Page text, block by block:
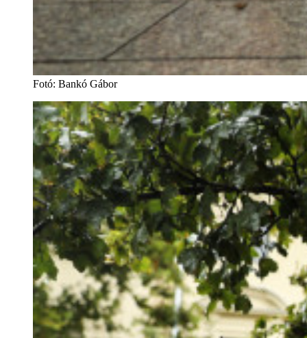
Fotó: Bankó Gábor